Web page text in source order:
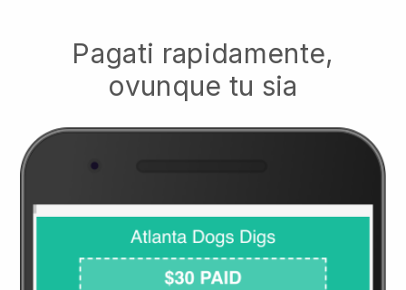
Pagati rapidamente,
ovunque tu sia